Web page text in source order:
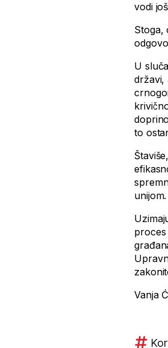
vodi
Stoga,
U
državi,
to
unijom.
Vanja